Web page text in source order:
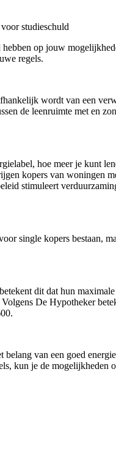
studieschuld
op jouw
regels.
wordt van een
de leenruimte met en
hoe meer je kunt
kopers van woningen
stimuleert
single kopers bestaan,
dit dat hun
De Hypotheker
van een goed
kun je de